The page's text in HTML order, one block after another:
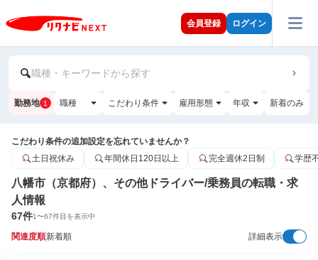
会員登録 ログイン
職種・キーワードから探す
勤務地 1 職種 こだわり条件 雇用形態 年収 新着のみ
こだわり条件の追加設定を忘れていませんか？
土日祝休み
年間休日120日以上 完全週休2日制 学歴
八幡市（京都府）、その他ドライバー/乗務員の転職・求
人情報
67件1〜67件目を表示中
関連度順新着順 詳細表示